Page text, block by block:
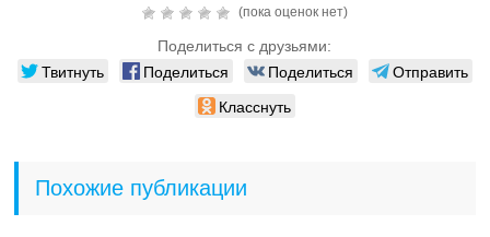
(пока оценок нет)
Поделиться с друзьями:
Твитнуть Поделиться Поделиться
Отправить
Класснуть
Похожие публикации